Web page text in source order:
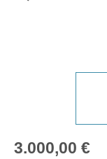
Regulärer Preis:
3.000,00 €